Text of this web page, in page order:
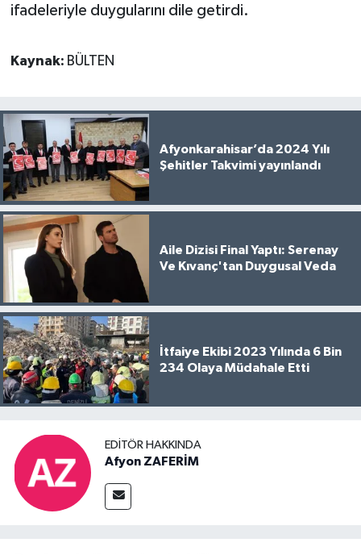
ifadeleriyle duygularını dile getirdi.
Kaynak: BÜLTEN
Afyonkarahisar’da 2024 Yılı
Şehitler Takvimi yayınlandı
Aile Dizisi Final Yaptı: Serenay
Ve Kıvanç'tan Duygusal Veda
İtfaiye Ekibi 2023 Yılında 6 Bin
234 Olaya Müdahale Etti
EDITÖR HAKKINDA
Afyon ZAFERİM